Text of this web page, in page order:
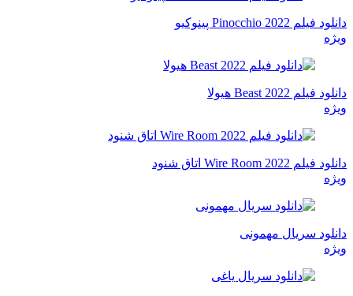
دانلود فیلم Pinocchio 2022 پینوکیو
ویژه
دانلود فیلم Beast 2022 هیولا
ویژه
دانلود فیلم Wire Room 2022 اتاق شنود
ویژه
دانلود سریال مهمونی
ویژه